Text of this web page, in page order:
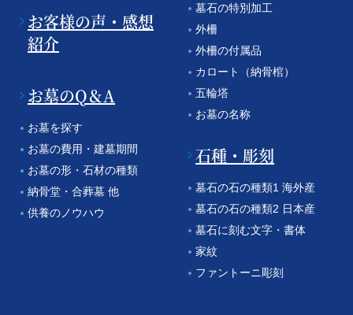
お客様の声・感想
紹介
お墓のQ＆A
お墓を探す
お墓の費用・建墓期間
お墓の形・石材の種類
納骨堂・合葬墓 他
供養のノウハウ
墓石の特別加工
外柵
外柵の付属品
カロート（納骨棺）
五輪塔
お墓の名称
石種・彫刻
墓石の石の種類1 海外産
墓石の石の種類2 日本産
墓石に刻む文字・書体
家紋
ファントーニ彫刻